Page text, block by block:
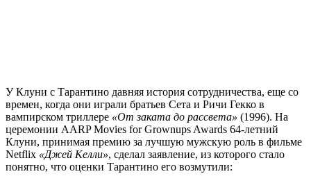
У Клуни с Тарантино давняя история сотрудничества, еще со
времен, когда они играли братьев Сета и Ричи Гекко в
вампирском триллере «От заката до рассвета» (1996). На
церемонии AARP Movies for Grownups Awards 64-летний
Клуни, принимая премию за лучшую мужскую роль в фильме
Netflix «Джей Келли», сделал заявление, из которого стало
понятно, что оценки Тарантино его возмутили: